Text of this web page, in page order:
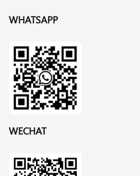
WHATSAPP
WECHAT